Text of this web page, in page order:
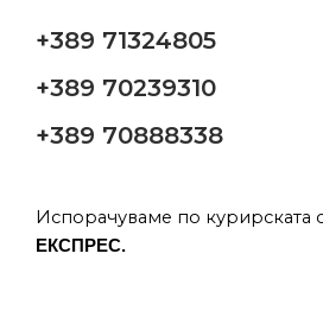
+389 71324805
+389 70239310
+389 70888338
Испорачуваме по курирската
ЕКСПРЕС.